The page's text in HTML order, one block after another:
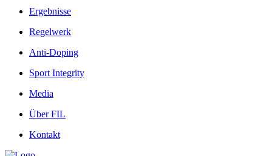
Ergebnisse
Regelwerk
Anti-Doping
Sport Integrity
Media
Über FIL
Kontakt